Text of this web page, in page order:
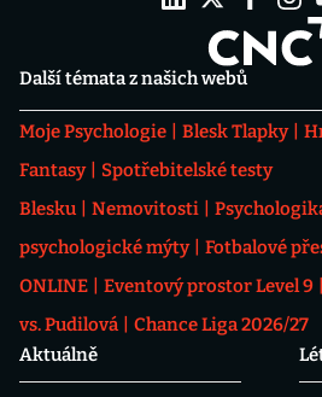
Další témata z našich webů
Moje Psychologie Blesk Tlapky
Fantasy
Spotřebitelské testy
Blesku
Nemovitosti
psychologické mýty
Fotbalové
ONLINE
Eventový prostor Level 9
vs. Pudilová
Chance Liga 2026/27
Aktuálně